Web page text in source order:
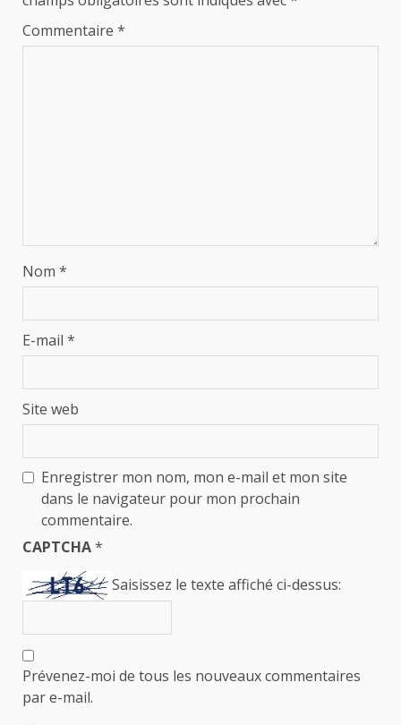
Commentaire *
Nom *
E-mail *
Site web
Enregistrer mon nom, mon e-mail et mon site
dans le navigateur pour mon prochain
commentaire.
CAPTCHA*
Saisissez le texte affiché ci-dessus:
Prévenez-moi de tous les nouveaux commentaires
par e-mail.